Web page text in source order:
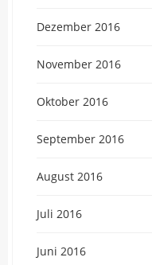
Dezember 2016
November 2016
Oktober 2016
September 2016
August 2016
Juli 2016
Juni 2016